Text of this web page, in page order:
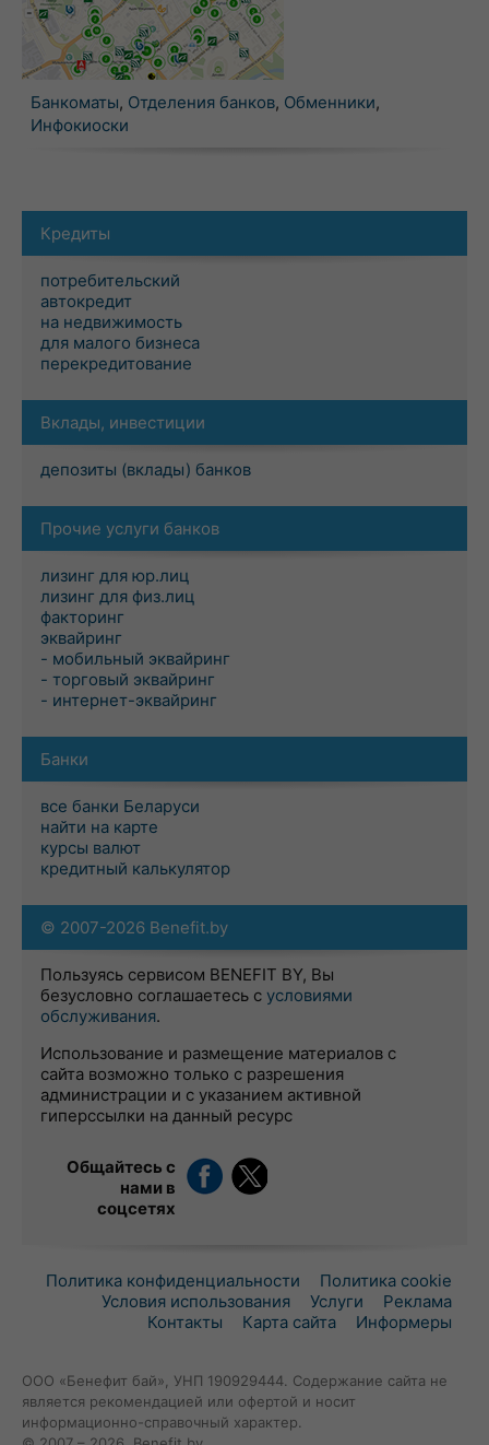
Банкоматы, Отделения банков, Обменники,
Инфокиоски
Кредиты
потребительский
автокредит
на недвижимость
для малого бизнеса
перекредитование
Вклады, инвестиции
депозиты (вклады) банков
Прочие услуги банков
лизинг для юр.лиц
лизинг для физ.лиц
факторинг
эквайринг
- мобильный эквайринг
- торговый эквайринг
- интернет-эквайринг
Банки
все банки Беларуси
найти на карте
курсы валют
кредитный калькулятор
© 2007-2026 Benefit.by
Пользуясь сервисом BENEFIT BY, Вы
безусловно соглашаетесь с условиями
обслуживания.
Использование и размещение материалов с
сайта возможно только с разрешения
администрации и с указанием активной
гиперссылки на данный ресурс
Общайтесь с
нами в
соцсетях
Политика конфиденциальности
Политика cookie
Условия использования
Услуги
Реклама
Контакты
Карта сайта Информеры
ООО «Бенефит бай», УНП 190929444. Содержание сайта не
является рекомендацией или офертой и носит
информационно-справочный характер.